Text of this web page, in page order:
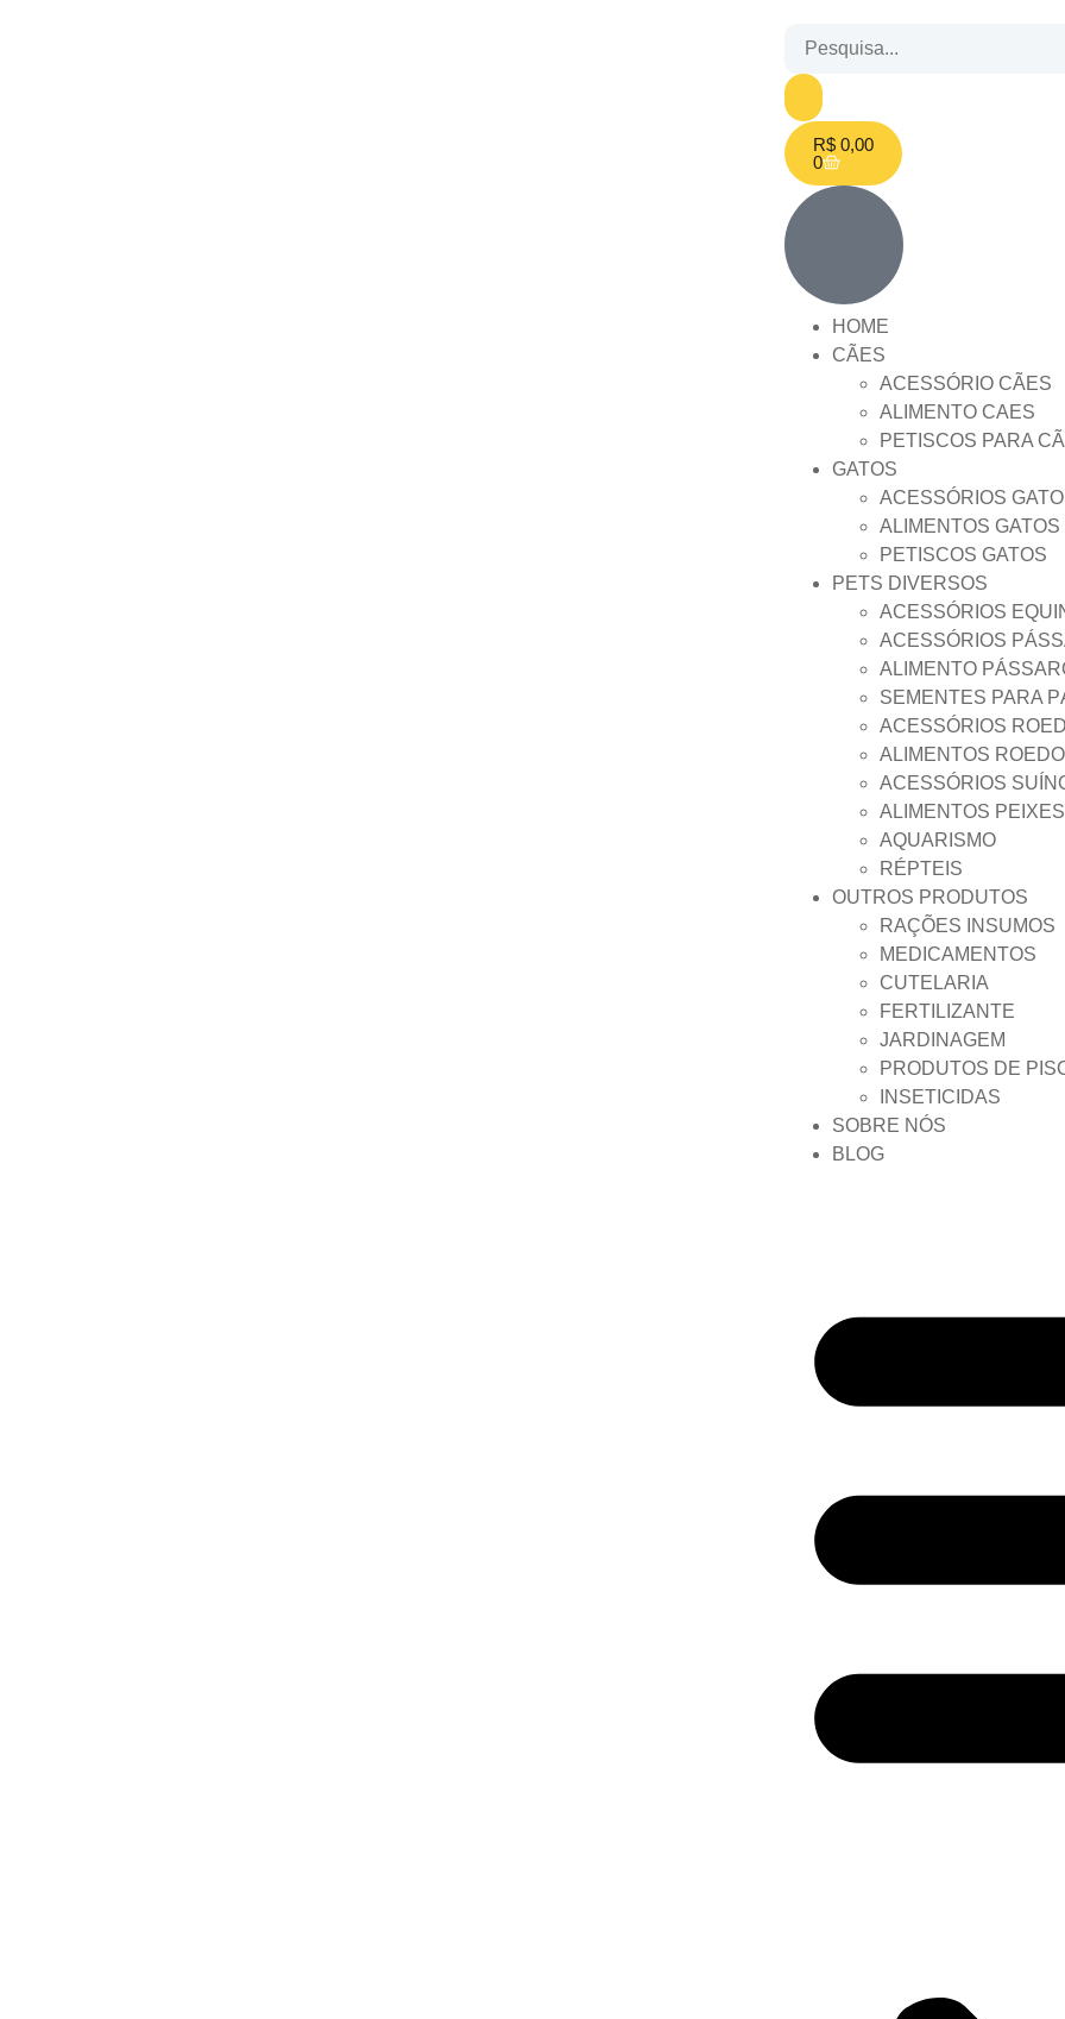
R$ 0,00
0
HOME
CÃES
ACESSÓRIO CÃES
ALIMENTO CAES
PETISCOS PARA
GATOS
ACESSÓRIOS
ALIMENTOS GATOS
PETISCOS GATOS
PETS DIVERSOS
ACESSÓRIOS
ACESSÓRIOS
ALIMENTO
SEMENTES PARA
ACESSÓRIOS
ALIMENTOS
ACESSÓRIOS
ALIMENTOS PEIXES
AQUARISMO
RÉPTEIS
OUTROS PRODUTOS
RAÇÕES INSUMOS
MEDICAMENTOS
CUTELARIA
FERTILIZANTE
JARDINAGEM
PRODUTOS DE
INSETICIDAS
SOBRE NÓS
BLOG